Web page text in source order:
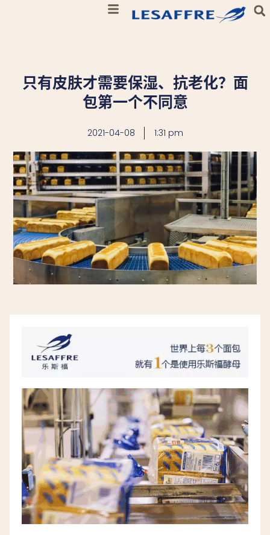
只有皮肤才需要保湿、抗老化？面
包第一个不同意
2021-04-08 1:31 pm